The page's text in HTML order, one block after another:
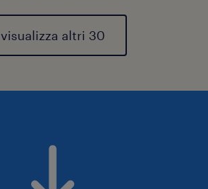
visualizza altri 30